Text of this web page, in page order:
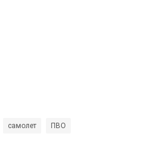
самолет ПВО